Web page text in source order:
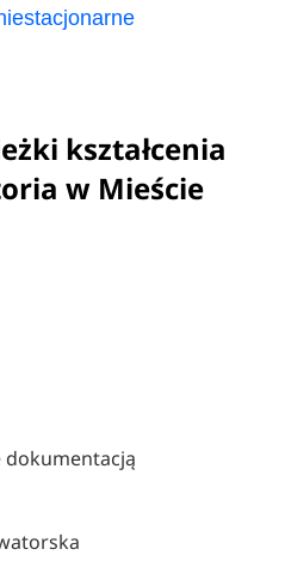
kształcenia
w Mieście
dokumentacją